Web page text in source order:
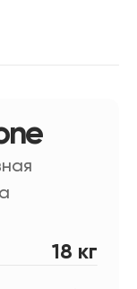
18 кг